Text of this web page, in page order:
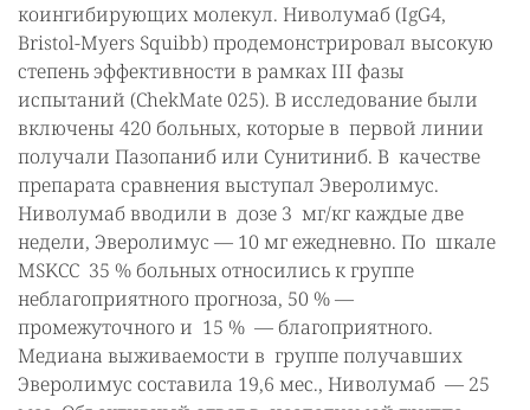
коингибирующих молекул. Ниволумаб (IgG4,
Bristol-Myers Squibb) продемонстрировал высокую
степень эффективности в рамках III фазы
испытаний (ChekMate 025). В исследование были
включены 420 больных, которые в первой линии
получали Пазопаниб или Сунитиниб. В качестве
препарата сравнения выступал Эверолимус.
Ниволумаб вводили в дозе 3 мг/кг каждые две
недели, Эверолимус — 10 мг ежедневно. По шкале
MSKCC 35 % больных относились к группе
неблагоприятного прогноза, 50 % —
промежуточного и 15 % — благоприятного.
Медиана выживаемости в группе получавших
Эверолимус составила 19,6 мес., Ниволумаб — 25